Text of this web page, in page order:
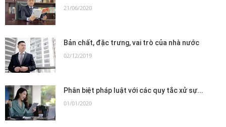
21/06/2020
Bản chất, đặc trưng, vai trò của nhà nước
02/12/2019
Phân biệt pháp luật với các quy tắc xử sự...
01/01/2020